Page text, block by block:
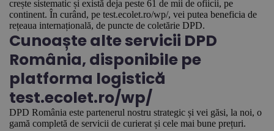
crește sistematic și există deja peste 61 de mii de ofiicii, pe
continent. În curând, pe test.ecolet.ro/wp/, vei putea beneficia de
rețeaua internațională, de puncte de coletărie DPD.
Cunoaște alte servicii DPD
România, disponibile pe
platforma logistică
test.ecolet.ro/wp/
DPD România este partenerul nostru strategic și vei găsi, la noi, o
gamă completă de servicii de curierat și cele mai bune prețuri.